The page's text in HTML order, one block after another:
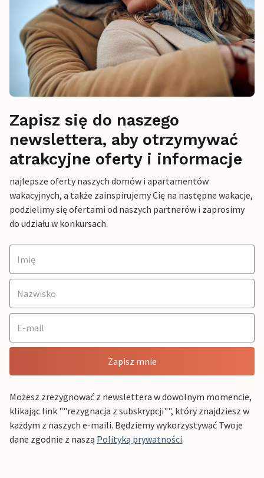
Zapisz się do naszego
newslettera, aby otrzymywać
atrakcyjne oferty i informacje
najlepsze oferty naszych domów i apartamentów
wakacyjnych, a także zainspirujemy Cię na następne wakacje,
podzielimy się ofertami od naszych partnerów i zaprosimy
do udziału w konkursach.
Zapisz mnie
Możesz zrezygnować z newslettera w dowolnym momencie,
klikając link ""rezygnacja z subskrypcji"", który znajdziesz w
każdym z naszych e-maili. Będziemy wykorzystywać Twoje
dane zgodnie z naszą Polityką prywatności.